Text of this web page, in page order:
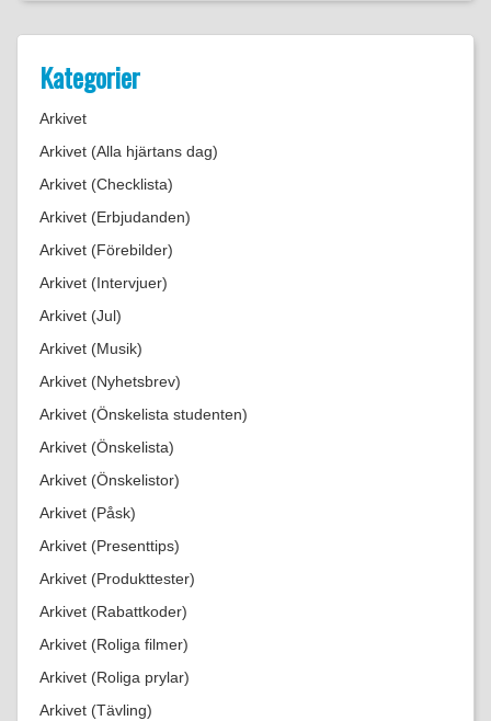
Kategorier
Arkivet
Arkivet (Alla hjärtans dag)
Arkivet (Checklista)
Arkivet (Erbjudanden)
Arkivet (Förebilder)
Arkivet (Intervjuer)
Arkivet (Jul)
Arkivet (Musik)
Arkivet (Nyhetsbrev)
Arkivet (Önskelista studenten)
Arkivet (Önskelista)
Arkivet (Önskelistor)
Arkivet (Påsk)
Arkivet (Presenttips)
Arkivet (Produkttester)
Arkivet (Rabattkoder)
Arkivet (Roliga filmer)
Arkivet (Roliga prylar)
Arkivet (Tävling)